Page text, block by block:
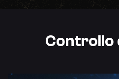
Controllo